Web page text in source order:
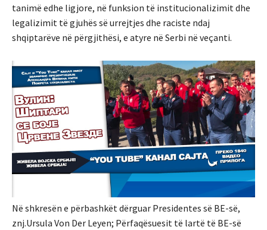
tanimë edhe ligjore, në funksion të institucionalizimit dhe
legalizimit të gjuhës së urrejtjes dhe raciste ndaj
shqiptarëve në përgjithësi, e atyre në Serbi në veçanti.
Në shkresën e përbashkët dërguar Presidentes së BE-së,
znj.Ursula Von Der Leyen; Përfaqësuesit të lartë të BE-së